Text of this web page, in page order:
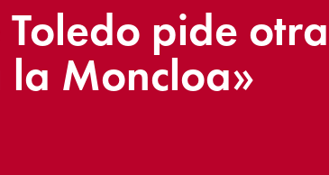
pide
la Moncloa»